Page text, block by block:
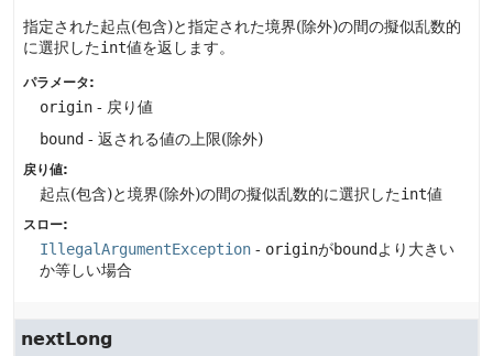
指定された起点(包含)と指定された境界(除外)の間の擬似乱数的
に選択したint値を返します。
パラメータ:
origin - 戻り値
bound - 返される値の上限(除外)
戻り値:
起点(包含)と境界(除外)の間の擬似乱数的に選択したint値
スロー:
IllegalArgumentException - originがbound より大きい
か等しい場合
nextLong